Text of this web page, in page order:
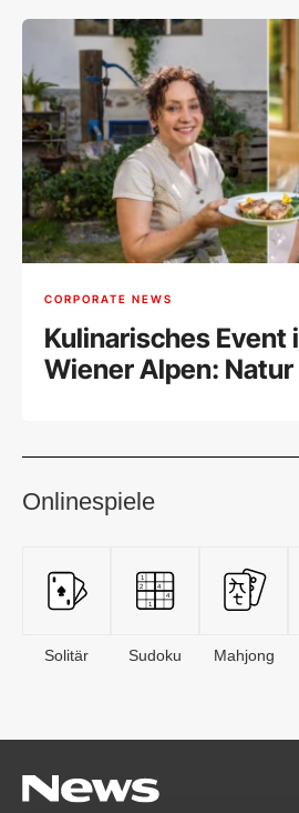
CORPORATE NEWS
Kulinarisches Event
Wiener Alpen:
Onlinespiele
Solitär Sudoku Mahjong